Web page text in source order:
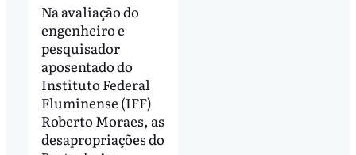
Na avaliação do
engenheiro e
pesquisador
aposentado do
Instituto Federal
Fluminense (IFF)
Roberto Moraes, as
desapropriações do